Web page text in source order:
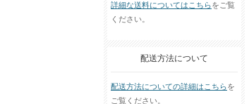
詳細な送料についてはこちらをご覧
ください。
配送方法について
配送方法についての詳細はこちらを
ご覧ください。